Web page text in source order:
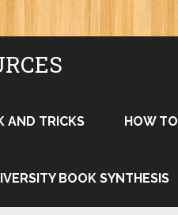
AND TRICKS HOW TO
BOOK SYNTHESIS